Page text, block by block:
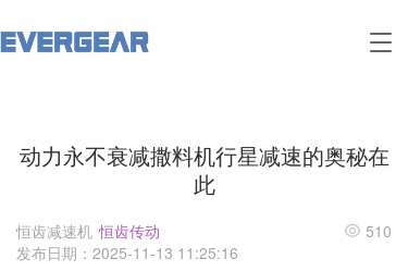
T
e
动力永不衰减撒料机行星减速的奥秘在
此
恒齿减速机 恒齿传动
发布日期：2025-11-13 11:25:16
510